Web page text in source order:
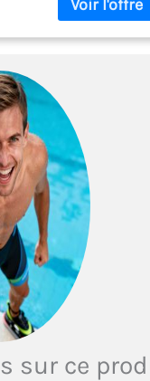
supplémentaire
dans le bassin
profond, pour
ou l'aquafitness
flottabilité et la
résistance
supplémentaire
jambes
tous les groupes
musculaires de
niveau des
fesses et du
L'AquaTwin offre
pour le haut du
sur ce